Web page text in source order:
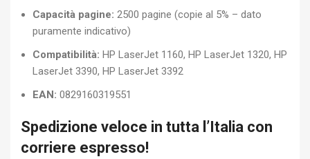
Capacità pagine: 2500 pagine (copie al 5% – dato
puramente indicativo)
Compatibilità: HP LaserJet 1160, HP LaserJet 1320, HP
LaserJet 3390, HP LaserJet 3392
EAN: 0829160319551
Spedizione veloce in tutta l’Italia con
corriere espresso!